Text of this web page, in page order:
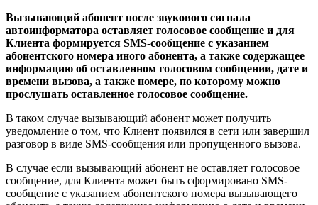
Вызывающий абонент после звукового сигнала
автоинформатора оставляет голосовое сообщение и для
Клиента формируется SMS-сообщение с указанием
абонентского номера иного абонента, а также содержащее
информацию об оставленном голосовом сообщении, дате и
времени вызова, а также номере, по которому можно
прослушать оставленное голосовое сообщение.
В таком случае вызывающий абонент может получить
уведомление о том, что Клиент появился в сети или завершил
разговор в виде SMS-сообщения или пропущенного вызова.
В случае если вызывающий абонент не оставляет голосовое
сообщение, для Клиента может быть сформировано SMS-
сообщение с указанием абонентского номера вызывающего